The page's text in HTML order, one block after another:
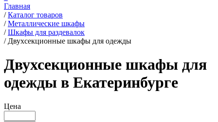
Главная
/ Каталог товаров
/ Металлические шкафы
/ Шкафы для раздевалок
/ Двухсекционные шкафы для одежды
Двухсекционные шкафы для
одежды в Екатеринбурге
Цена